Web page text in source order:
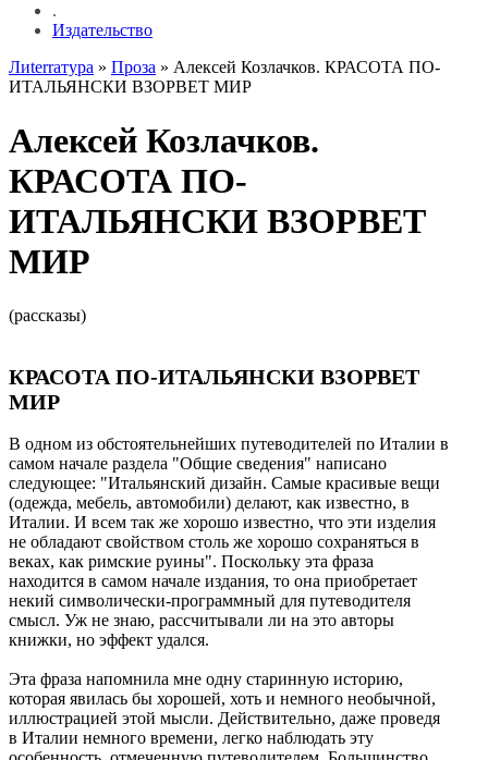
.
Издательство
Лиterraтура » Проза » Алексей Козлачков. КРАСОТА ПО-
ИТАЛЬЯНСКИ ВЗОРВЕТ МИР
Алексей Козлачков.
КРАСОТА ПО-
ИТАЛЬЯНСКИ ВЗОРВЕТ
МИР
(рассказы)
КРАСОТА ПО-ИТАЛЬЯНСКИ ВЗОРВЕТ
МИР
В одном из обстоятельнейших путеводителей по Италии в
самом начале раздела "Общие сведения" написано
следующее: "Итальянский дизайн. Самые красивые вещи
(одежда, мебель, автомобили) делают, как известно, в
Италии. И всем так же хорошо известно, что эти изделия
не обладают свойством столь же хорошо сохраняться в
веках, как римские руины". Поскольку эта фраза
находится в самом начале издания, то она приобретает
некий символически-программный для путеводителя
смысл. Уж не знаю, рассчитывали ли на это авторы
книжки, но эффект удался.
Эта фраза напомнила мне одну старинную историю,
которая явилась бы хорошей, хоть и немного необычной,
иллюстрацией этой мысли. Действительно, даже проведя
в Италии немного времени, легко наблюдать эту